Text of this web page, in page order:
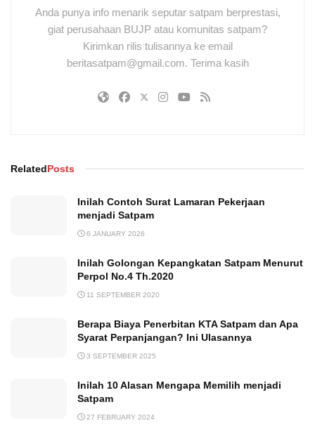
Anda punya info menarik seputar satpam berprestasi,
giat perusahaan BUJP atau komunitas satpam?
Kirimkan rilis tulisannya ke email
beritasatpam@gmail.com. Terima kasih
RelatedPosts
Inilah Contoh Surat Lamaran Pekerjaan
menjadi Satpam
6 JANUARY 2026
Inilah Golongan Kepangkatan Satpam Menurut
Perpol No.4 Th.2020
11 SEPTEMBER 2020
Berapa Biaya Penerbitan KTA Satpam dan Apa
Syarat Perpanjangan? Ini Ulasannya
3 SEPTEMBER 2025
Inilah 10 Alasan Mengapa Memilih menjadi
Satpam
27 FEBRUARY 2024